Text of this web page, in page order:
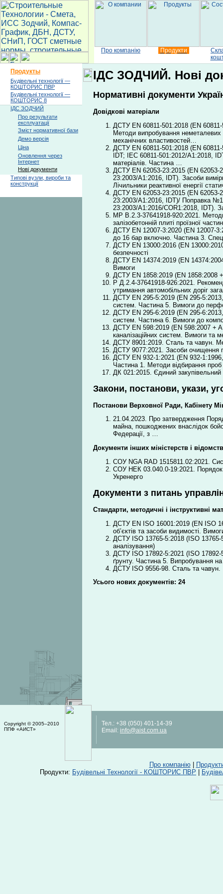
Про компанію Продукти
Продукты
Будівельні технології —
КОШТОРИС ПВР
Будівельні технології —
КОШТОРИС 8
ІДС ЗОДЧИЙ
Про результати
експлуатації
Зміст нормативної бази
Демо версія
Ціна
Оновлення через
Інтернет
Нові документи
Типові вузли, вироби та
конструкції
ІДС ЗОДЧИЙ. Нові
Нормативні документи
Довідкові матеріали
ДСТУ EN 60811-501:2018 (EN 60811-
Методи випробування неметалевих
механічних властивостей…
ДСТУ EN 60811-501:2018 (EN
IDT; IEC 60811-501:2012/А1:2018,
матеріалів. Частина …
ДСТУ EN 62053-23:2015 (EN
23:2003/A1:2016, IDT). Засоби
Лічильники реактивної енергії
ДСТУ EN 62053-23:2015 (EN
23:2003/A1:2016, IDT)/ Поправка
23:2003/A1:2016/COR1:2018, IDT).
МР В.2.3-37641918-920:2021.
залізобетонній плиті проїзної
ДСТУ EN 12007-3:2020 (EN 12007-
до 16 бар включно. Частина 3.
ДСТУ EN 13000:2016 (EN
безпечності
ДСТУ EN 14374:2019 (EN
Вимоги
ДСТУ EN 1858:2019 (EN 1858:2008 +
Р Д.2.4-37641918-926:2021.
утримання автомобільних доріг
ДСТУ EN 295-5:2019 (EN 295-5:2013,
систем. Частина 5. Вимоги до
ДСТУ EN 295-6:2019 (EN 295-6:2013,
систем. Частина 6. Вимоги до
ДСТУ EN 598:2019 (EN 598:2007 +
каналізаційних систем. Вимоги та
ДСТУ 8901:2019. Сталь та чавун.
ДСТУ 9077:2021. Засоби очищення
ДСТУ EN 932-1:2021 (EN 932-
Частина 1. Методи відбирання проб
ДК 021:2015. Єдиний закупівельний
Закони, постанови, укази,
Постанови Верховної Ради, Кабінету
21.04.2023. Про затвердження
майна, пошкоджених внаслідок
Федерації, з …
Документи інших міністерств і відомств
СОУ NGA RAD 1515811.02:2021.
СОУ НЕК 03.040.0-19:2021. Порядок
Укренерго
Документи з питань
Стандарти, методичні і інструктивні
ДСТУ EN ISO 16001:2019 (EN ISO
об’єктів та засоби видимості.
ДСТУ ISO 13765-5:2018 (ISO 13765-
аналізування)
ДСТУ ISO 17892-5:2021 (ISO 17892-
ґрунту. Частина 5. Випробування
ДСТУ ISO 9556-98. Сталь та
Усього нових документів: 24
Copyright © 2005–2010
ППФ «АИСТ»
Тел.: +38 (050) 401-14-39
Email: info@aist.com.ua
Про компанію|
Продукти: Будівельні Технології - КОШТОРИС ПВР